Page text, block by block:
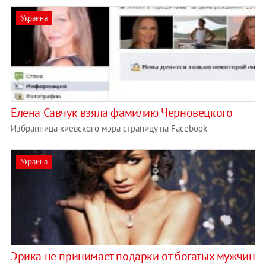
Украина
Елена Савчук взяла фамилию Черновецкого
Избранница киевского мэра страницу на Facebook
Украина
Эрика не принимает подарки от богатых мужчин